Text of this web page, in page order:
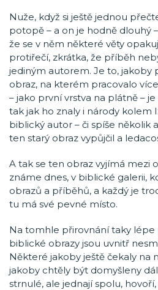
Nuže, když si ještě jednou
potopě – a on je hodně dlouhý
že se v něm některé věty
protiřečí, zkrátka, že příběh
jediným autorem. Je to, jakoby
obraz, na kterém pracovalo
– jako první vrstva na plátně –
tak jak ho znaly i národy kolem
biblický autor – či spíše několik
ten starý obraz vypůjčil a
A tak se ten obraz vyjímá mezi
známe dnes, v biblické galerii,
obrazů a příběhů, a každý je
tu má své pevné místo.
Na tomhle přirovnání taky
biblické obrazy jsou uvnitř
Některé jakoby ještě čekaly na
jakoby chtěly být domyšleny
strnulé, ale jednají spolu,